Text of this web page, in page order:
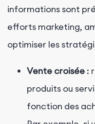
informations sont
efforts marketing,
optimiser les
Vente croisée :
produits ou
fonction des